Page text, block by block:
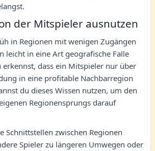
der Mitspieler ausnutzen
in Regionen mit wenigen Zugängen
leicht in eine Art geografische Falle
erkennst, dass ein Mitspieler nur über
in eine profitable Nachbarregion
du dieses Wissen nutzen, um den
Regionensprungs darauf
Schnittstellen zwischen Regionen
Spieler zu längeren Umwegen oder